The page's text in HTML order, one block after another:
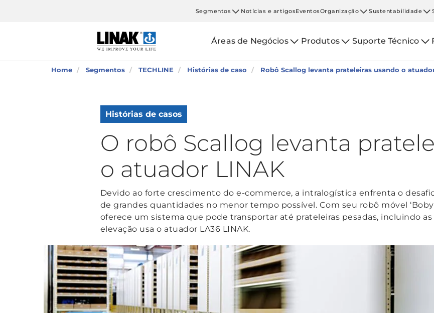
Segmentos Notícias e artigosEventosOrganização Sustentabilidade
Áreas de Negócios Produtos Suporte Técnico
Home Segmentos TECHLINE Histórias de caso Robô Scallog levanta prateleiras usando o
Histórias de casos
O robô Scallog levanta
o atuador LINAK
Devido ao forte crescimento do e-commerce, a intralogística enfrenta o
de grandes quantidades no menor tempo possível. Com seu robô móvel
oferece um sistema que pode transportar até prateleiras pesadas, incluindo
elevação usa o atuador LA36 LINAK.